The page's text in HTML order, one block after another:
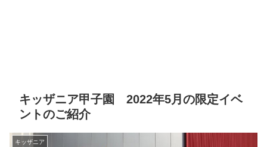
キッザニア甲子園 2022年5月の限定イベ
ントのご紹介
キッザニア